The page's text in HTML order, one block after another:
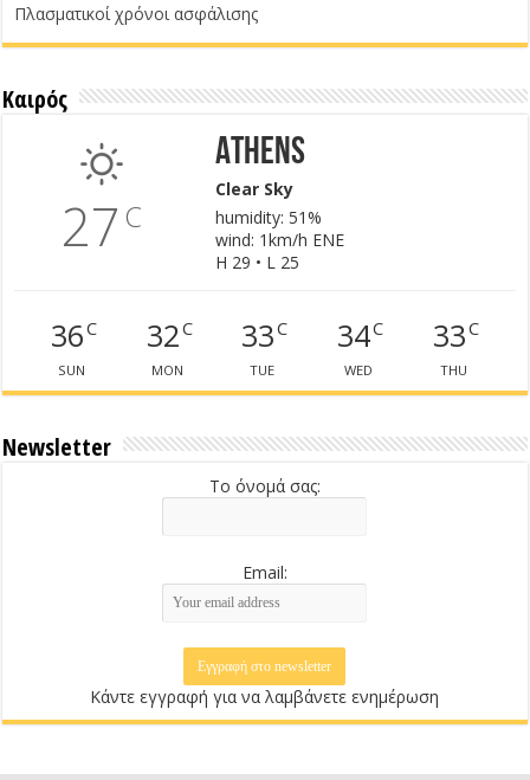
Πλασματικοί χρόνοι ασφάλισης
Καιρός
27 C
Athens
Clear Sky
humidity: 51%
wind: 1km/h ENE
H 29 • L 25
36C
SUN
32C
MON
33C
TUE
34C
WED
33C
THU
Newsletter
Το όνομά σας:
Email:
Κάντε εγγραφή για να λαμβάνετε ενημέρωση